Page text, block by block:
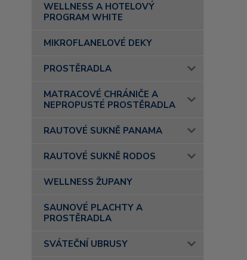
WELLNESS A HOTELOVÝ
PROGRAM WHITE
MIKROFLANELOVÉ DEKY
PROSTĚRADLA
MATRACOVÉ CHRÁNIČE A
NEPROPUSTÉ PROSTĚRADLA
RAUTOVÉ SUKNĚ PANAMA
RAUTOVÉ SUKNĚ RODOS
WELLNESS ŽUPANY
SAUNOVÉ PLACHTY A
PROSTĚRADLA
SVÁTEČNÍ UBRUSY